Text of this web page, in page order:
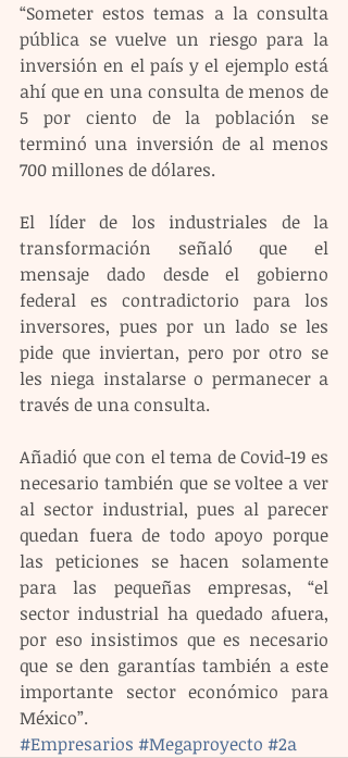
“Someter estos temas a la consulta
pública se vuelve un riesgo para la
inversión en el país y el ejemplo está
ahí que en una consulta de menos de
5 por ciento de la población se
terminó una inversión de al menos
700 millones de dólares.
El líder de los industriales de la
transformación señaló que el
mensaje dado desde el gobierno
federal es contradictorio para los
inversores, pues por un lado se les
pide que inviertan, pero por otro se
les niega instalarse o permanecer a
través de una consulta.
Añadió que con el tema de Covid-19 es
necesario también que se voltee a ver
al sector industrial, pues al parecer
quedan fuera de todo apoyo porque
las peticiones se hacen solamente
para las pequeñas empresas, “el
sector industrial ha quedado afuera,
por eso insistimos que es necesario
que se den garantías también a este
importante sector económico para
México”.
#Empresarios #Megaproyecto #2a